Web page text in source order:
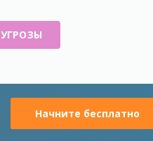
Начните бесплатно